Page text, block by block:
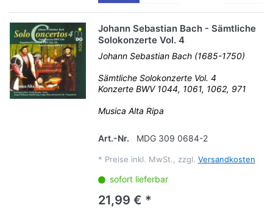
Johann Sebastian Bach - Sämtliche
Solokonzerte Vol. 4
Johann Sebastian Bach (1685-1750)
Sämtliche Solokonzerte Vol. 4
Konzerte BWV 1044, 1061, 1062, 971
Musica Alta Ripa
Art.-Nr. MDG 309 0684-2
* Preise inkl. MwSt., zzgl. Versandkosten
sofort lieferbar
21,99 € *